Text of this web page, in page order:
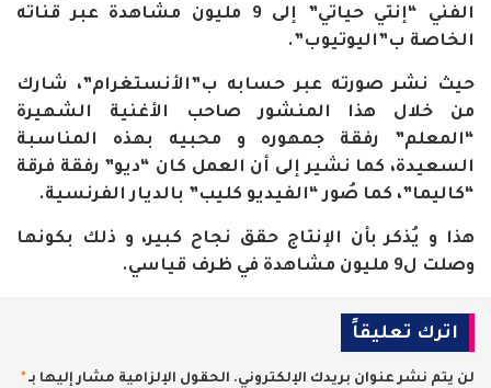
الفني “إنتي حياتي” إلى 9 مليون مشاهدة عبر قناته
الخاصة ب”اليوتيوب”.
حيث نشر صورته عبر حسابه ب”الأنستغرام”، شارك
من خلال هذا المنشور صاحب الأغنية الشهيرة
“المعلم” رفقة جمهوره و محبيه بهذه المناسبة
السعيدة، كما نشير إلى أن العمل كان “ديو” رفقة فرقة
“كاليما”، كما صُور “الفيديو كليب” بالديار الفرنسية.
هذا و يُذكر بأن الإنتاج حقق نجاح كبير، و ذلك بكونها
وصلت ل9 مليون مشاهدة في ظرف قياسي.
اترك تعليقاً
لن يتم نشر عنوان بريدك الإلكتروني. الحقول الإلزامية مشار إليها بـ*